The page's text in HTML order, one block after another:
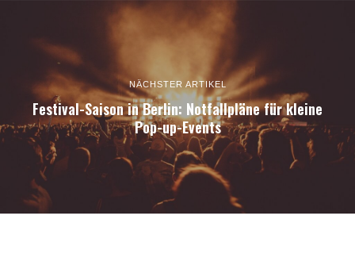
NÄCHSTER ARTIKEL
Festival-Saison in Berlin: Notfallpläne für kleine
Pop-up-Events